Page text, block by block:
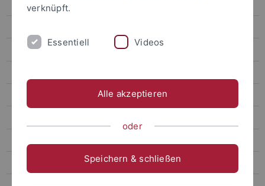
Mitarbeiter
Stellenangebote
verknüpft.
Essentiell Videos
Alle akzeptieren
oder
Speichern & schließen